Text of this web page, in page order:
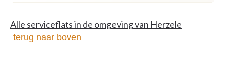
Alle serviceflats in de omgeving van Herzele
terug naar boven